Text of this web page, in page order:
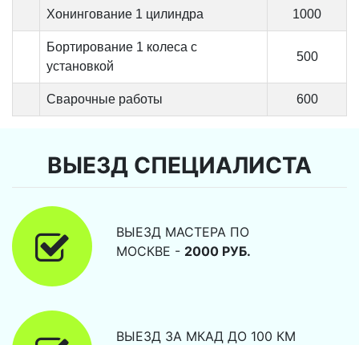
Хонингование 1 цилиндра 1000
Бортирование 1 колеса с
установкой
500
Сварочные работы 600
ВЫЕЗД СПЕЦИАЛИСТА
ВЫЕЗД МАСТЕРА ПО
МОСКВЕ - 2000 РУБ.
ВЫЕЗД ЗА МКАД ДО 100 КМ